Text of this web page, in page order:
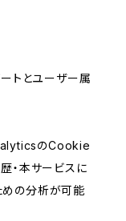
トとユーザー属
のCookie
・本サービスに
めの分析が可能